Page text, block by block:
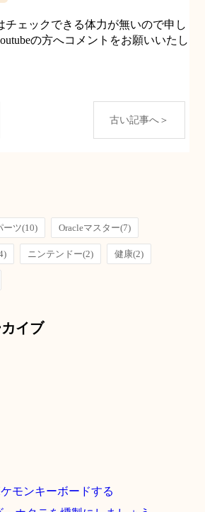
チェックできる体力が無いので申し
の方へコメントをお願いいたし
古い記事へ＞
ーツ(10) Oracleマスター(7)
ニンテンドー(2) 健康(2)
イブ
モンキーボードする